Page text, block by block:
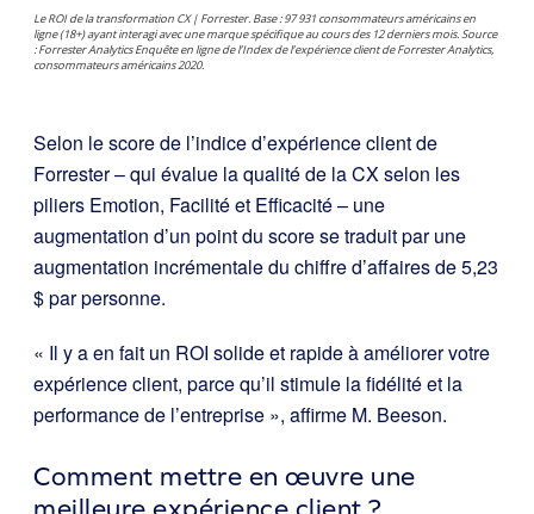
Le ROI de la transformation CX | Forrester. Base : 97 931 consommateurs américains en
ligne (18+) ayant interagi avec une marque spécifique au cours des 12 derniers mois. Source
: Forrester Analytics Enquête en ligne de l’Index de l’expérience client de Forrester Analytics,
consommateurs américains 2020.
Selon le score de l’indice d’expérience client de
Forrester – qui évalue la qualité de la CX selon les
piliers Emotion, Facilité et Efficacité – une
augmentation d’un point du score se traduit par une
augmentation incrémentale du chiffre d’affaires de 5,23
$ par personne.
« Il y a en fait un ROI solide et rapide à améliorer votre
expérience client, parce qu’il stimule la fidélité et la
performance de l’entreprise », affirme M. Beeson.
Comment mettre en œuvre une